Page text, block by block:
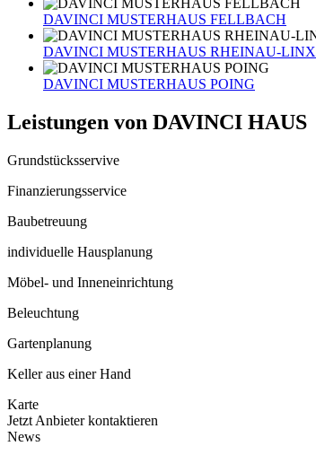
DAVINCI MUSTERHAUS FELLBACH
DAVINCI MUSTERHAUS RHEINAU-LINX
DAVINCI MUSTERHAUS POING
Leistungen von DAVINCI HAUS
Grundstücksservive
Finanzierungsservice
Baubetreuung
individuelle Hausplanung
Möbel- und Inneneinrichtung
Beleuchtung
Gartenplanung
Keller aus einer Hand
Karte
Jetzt Anbieter kontaktieren
News